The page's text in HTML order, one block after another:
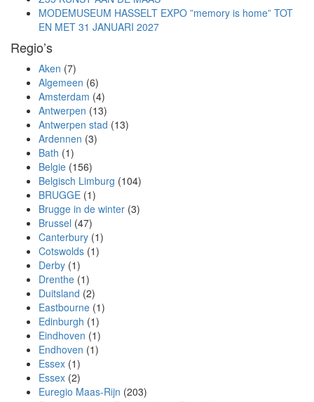
MODEMUSEUM HASSELT EXPO ”memory is home” TOT
EN MET 31 JANUARI 2027
Regio’s
Aken (7)
Algemeen (6)
Amsterdam (4)
Antwerpen (13)
Antwerpen stad (13)
Ardennen (3)
Bath (1)
Belgie (156)
Belgisch Limburg (104)
BRUGGE (1)
Brugge in de winter (3)
Brussel (47)
Canterbury (1)
Cotswolds (1)
Derby (1)
Drenthe (1)
Duitsland (2)
Eastbourne (1)
Edinburgh (1)
Eindhoven (1)
Endhoven (1)
Essex (1)
Essex (2)
Euregio Maas-Rijn (203)